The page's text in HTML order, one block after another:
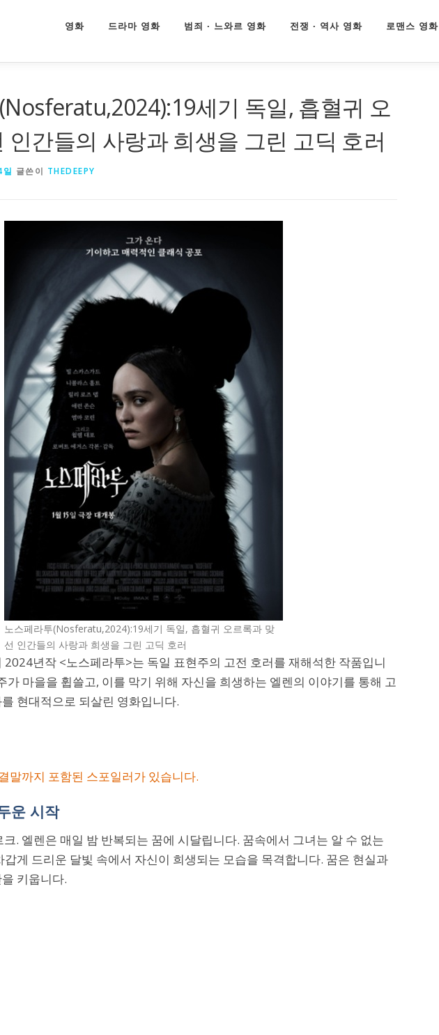
영화 드라마 영화 범죄 · 느와르 영화 전쟁 · 역사 영화 로맨스 영화
세기 독일, 흡혈귀 오
인간들의 사랑과 희생을 그린 고딕 호러
글쓴이 THEDEEPY
노스페라투(Nosferatu,2024):19세기 독일, 흡혈귀 오르록과 맞
선 인간들의 사랑과 희생을 그린 고딕 호러
2024년작 <노스페라투>는 독일 표현주의 고전 호러를 재해석한 작품입니
가 마을을 휩쓸고, 이를 막기 위해 자신을 희생하는 엘렌의 이야기를 통해 고
현대적으로 되살린 영화입니다.
말까지 포함된 스포일러가 있습니다.
운 시작
. 엘렌은 매일 밤 반복되는 꿈에 시달립니다. 꿈속에서 그녀는 알 수 없는
갑게 드리운 달빛 속에서 자신이 희생되는 모습을 목격합니다. 꿈은 현실과
키웁니다.